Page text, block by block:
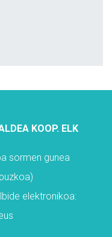
KOOP. ELK
sormen gunea
elektronikoa: